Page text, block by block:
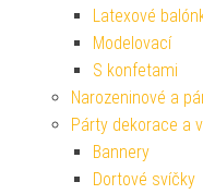
Latexové
Modelovací
S konfetami
Narozeninové a
Párty dekorace a
Bannery
Dortové svíčky